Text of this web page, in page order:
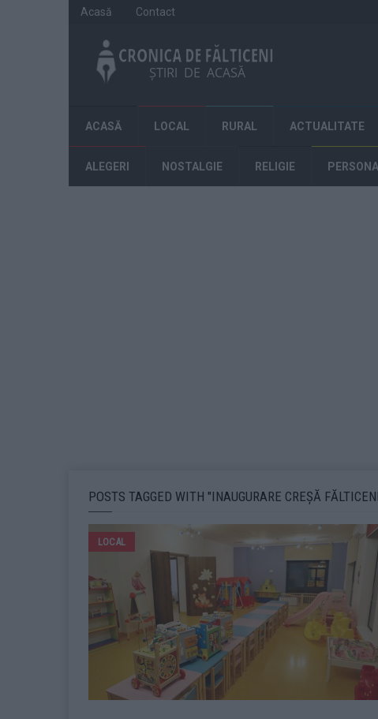
Acasă Contact
ACASĂ LOCAL RURAL ACTUALITATE
ALEGERI NOSTALGIE RELIGIE
POSTS TAGGED WITH "INAUGURARE CREȘĂ
LOCAL